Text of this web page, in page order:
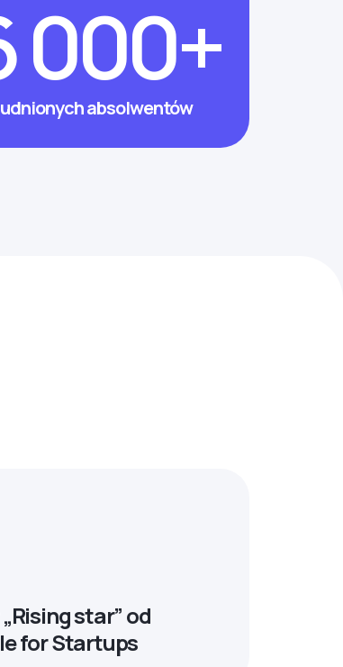
000+
absolwentów
star” od
for Startups